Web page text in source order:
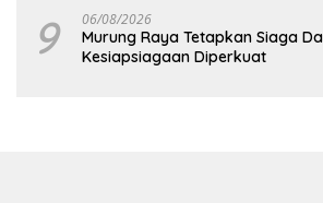
9 06/08/2026
Murung Raya Tetapkan Siaga
Kesiapsiagaan Diperkuat